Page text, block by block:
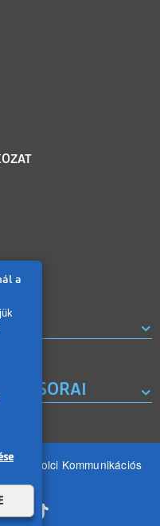
a
MŰSORAI
Miskolci Kommunikációs